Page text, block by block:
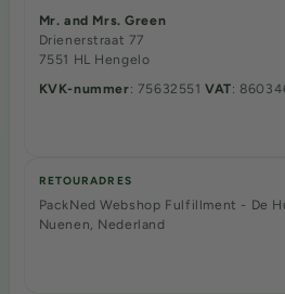
Mr. and Mrs. Green
Drienerstraat 77
7551 HL Hengelo
KVK-nummer: 75632551VAT:
RETOURADRES
PackNed Webshop Fulfillment - De
Nuenen, Nederland